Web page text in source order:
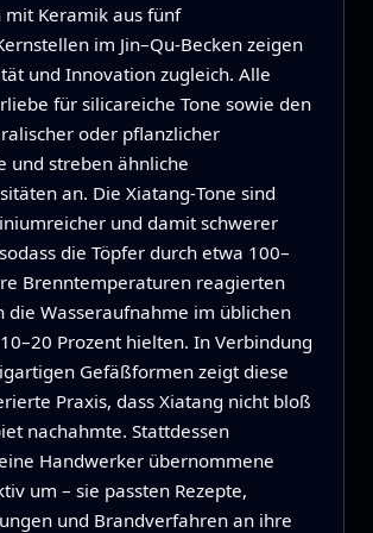
mit Keramik aus fünf
im Jin–Qu‑Becken zeigen
und Innovation zugleich. Alle
für silica­reiche Tone sowie den
oder pflanzlicher
und streben ähnliche
an. Die Xiatang‑Tone sind
und damit schwerer
die Töpfer durch etwa 100–
Brenntemperaturen reagierten
die Wasseraufnahme im üblichen
Prozent hielten. In Verbindung
Gefäßformen zeigt diese
Praxis, dass Xiatang nicht bloß
nachahmte. Stattdessen
Handwerker übernommene
um – sie passten Rezepte,
und Brandverfahren an ihre